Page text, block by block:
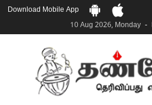
Download Mobile App
10 Aug 2026, Monday